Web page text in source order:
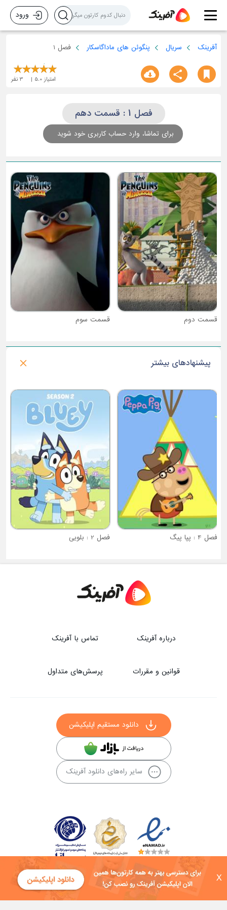
X
ورود
آفرینک سریال پنگوئن های ماداگاسکار فصل 1
امتیاز 5.0
3 نفر
فصل 1 : قسمت دهم
برای تماشا، وارد حساب کاربری خود شوید
قسمت دوم قسمت سوم
پیشنهادهای بیشتر
فصل 4 : پپا پیگ فصل 2 : بلویی
درباره آفرینک تماس با آفرینک
قوانین و مقررات پرسش‌های متداول
دانلود مستقیم اپلیکیشن
سایر راه‌های دانلود آفرینک
کلیه حقوق این سایت به شرکت توسعه فناوی هفت آسمان توکان تعلق دارد و